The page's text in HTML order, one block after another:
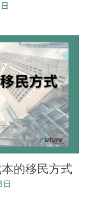
的移民方式